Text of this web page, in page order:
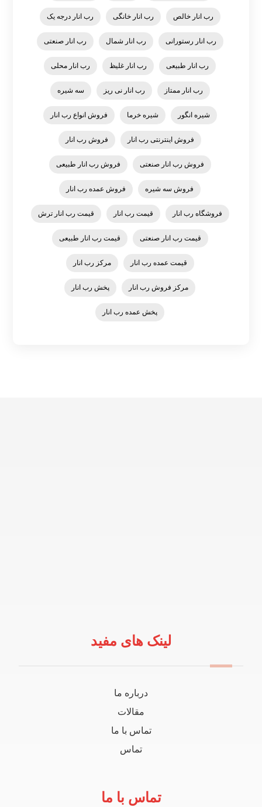
رب انار خالص رب انار خانگی رب انار درجه یک
رب انار رستورانی رب انار شمال رب انار صنعتی
رب انار طبیعی رب انار غلیظ رب انار محلی
رب انار ممتاز رب انار نی ریز سه شیره
شیره انگور شیره خرما فروش انواع رب انار
فروش اینترنتی رب انار فروش رب انار
فروش رب انار صنعتی فروش رب انار طبیعی
فروش سه شیره فروش عمده رب انار
فروشگاه رب انار قیمت رب انار قیمت رب انار ترش
قیمت رب انار صنعتی قیمت رب انار طبیعی
قیمت عمده رب انار مرکز رب انار
مرکز فروش رب انار پخش رب انار
پخش عمده رب انار
لینک های مفید
درباره ما
مقالات
تماس با ما
تماس
تماس با ما